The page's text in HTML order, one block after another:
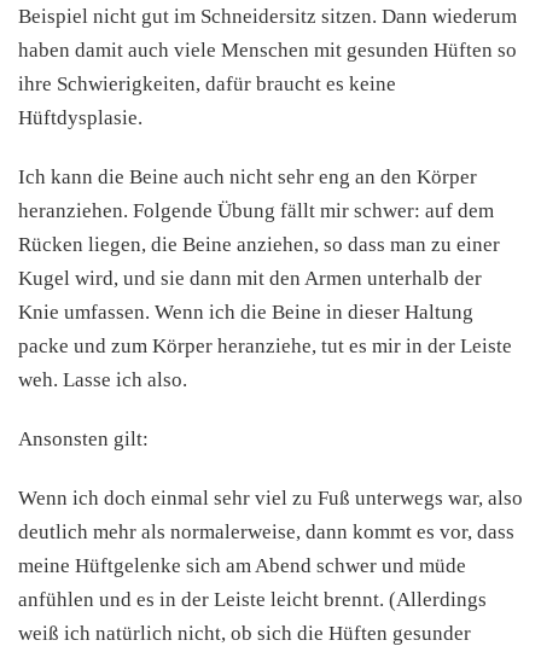
Beispiel nicht gut im Schneidersitz sitzen. Dann wiederum
haben damit auch viele Menschen mit gesunden Hüften so
ihre Schwierigkeiten, dafür braucht es keine
Hüftdysplasie.
Ich kann die Beine auch nicht sehr eng an den Körper
heranziehen. Folgende Übung fällt mir schwer: auf dem
Rücken liegen, die Beine anziehen, so dass man zu einer
Kugel wird, und sie dann mit den Armen unterhalb der
Knie umfassen. Wenn ich die Beine in dieser Haltung
packe und zum Körper heranziehe, tut es mir in der Leiste
weh. Lasse ich also.
Ansonsten gilt:
Wenn ich doch einmal sehr viel zu Fuß unterwegs war, also
deutlich mehr als normalerweise, dann kommt es vor, dass
meine Hüftgelenke sich am Abend schwer und müde
anfühlen und es in der Leiste leicht brennt. (Allerdings
weiß ich natürlich nicht, ob sich die Hüften gesunder